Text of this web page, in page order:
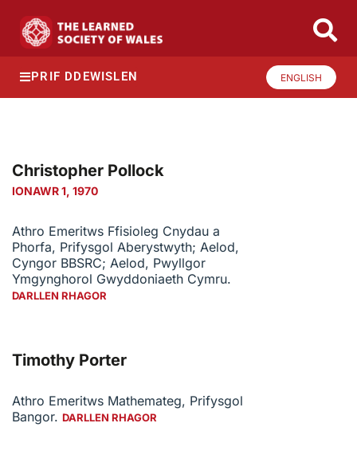
PRIF DDEWISLEN ENGLISH
Christopher Pollock
IONAWR 1, 1970
Athro Emeritws Ffisioleg Cnydau a
Phorfa, Prifysgol Aberystwyth; Aelod,
Cyngor BBSRC; Aelod, Pwyllgor
Ymgynghorol Gwyddoniaeth Cymru.
DARLLEN RHAGOR
Timothy Porter
Athro Emeritws Mathemateg, Prifysgol
Bangor. DARLLEN RHAGOR